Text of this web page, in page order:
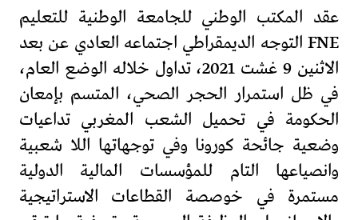
عقد المكتب الوطني للجامعة الوطنية للتعليم
FNE التوجه الديمقراطي اجتماعه العادي عن بعد
الاثنين 9 غشت 2021، تداول خلاله الوضع العام،
في ظل استمرار الحجر الصحي، المتسم بإمعان
الحكومة في تحميل الشعب المغربي تداعيات
وضعية جائحة كورونا وفي توجهاتها اللا شعبية
وانصياعها التام للمؤسسات المالية الدولية
مستمرة في خوصصة القطاعات الاستراتيجية